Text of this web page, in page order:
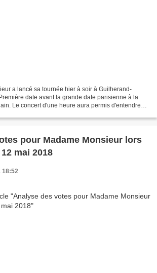
a lancé sa tournée hier à soir à Guilherand-
date avant la grande date parisienne à la
Le concert d'une heure aura permis d'entendre
pour Madame Monsieur lors
mai 2018
18:52